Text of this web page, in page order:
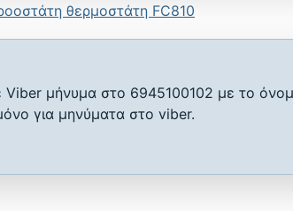
θερμοστάτη FC810
Viber μήνυμα στο 6945100102 με το
για μηνύματα στο viber.